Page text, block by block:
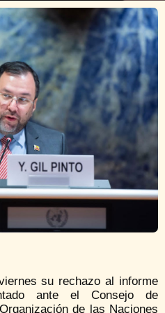
su rechazo al informe
ante el Consejo de
de las Naciones